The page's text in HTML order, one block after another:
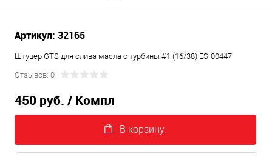
Артикул: 32165
Штуцер GTS для слива масла с турбины #1 (16/38) ES-00447
Отзывов: 0
450 руб. / Компл
В корзину.